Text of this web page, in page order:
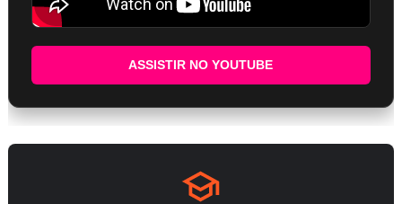
ASSISTIR NO YOUTUBE